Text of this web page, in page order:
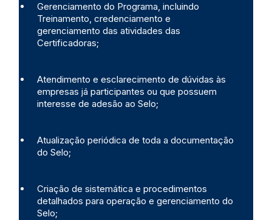
Gerenciamento do Programa, incluindo
Treinamento, credenciamento e
gerenciamento das atividades das
Certificadoras;
Atendimento e esclarecimento de dúvidas às
empresas já participantes ou que possuem
interesse de adesão ao Selo;
Atualização periódica de toda a documentação
do Selo;
Criação de sistemática e procedimentos
detalhados para operação e gerenciamento do
Selo;